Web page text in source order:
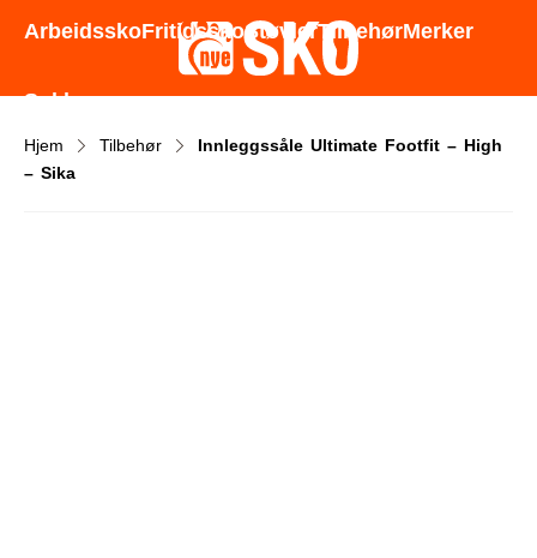
Godt utvalg - Gode priser - Rask levering
ArbeidsskoFritidsskoStøvlerTilbehørMerker
Sokker
Hjem Tilbehør
Innleggssåle Ultimate Footfit – High
– Sika